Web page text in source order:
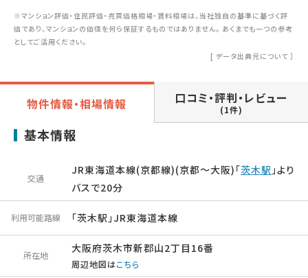
※マンション評価・住民評価・売買価格相場・賃料相場は、当社独自の基準に基づく評
価であり、マンションの価値を何ら保証するものではありません。 あくまでも一つの参考
としてご活用ください。
[ データ出典元について ］
物件情報・相場情報 口コミ・評判・レビュー
(1件)
基本情報
交通
JR東海道本線(京都線)(京都～大阪)「茨木駅」より
バスで20分
利用可能路線 「茨木駅」JR東海道本線
所在地
大阪府茨木市新郡山2丁目16番
周辺地図はこちら